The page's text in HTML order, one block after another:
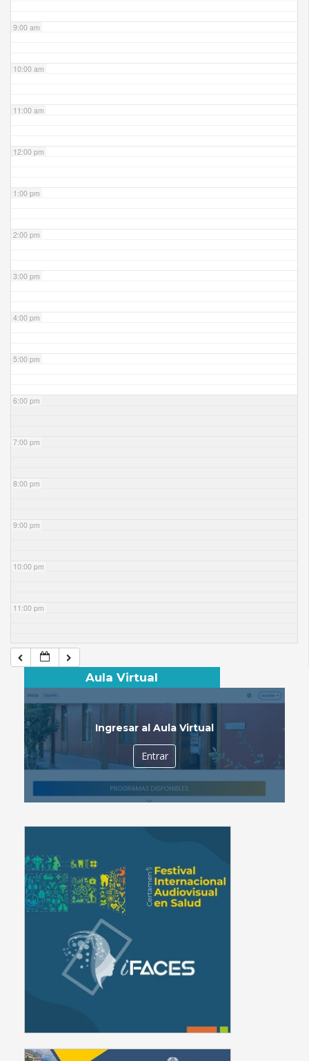
9:00 am
10:00 am
11:00 am
12:00 pm
1:00 pm
2:00 pm
3:00 pm
4:00 pm
5:00 pm
6:00 pm
7:00 pm
8:00 pm
9:00 pm
10:00 pm
11:00 pm
Aula Virtual
Ingresar al Aula Virtual
Entrar